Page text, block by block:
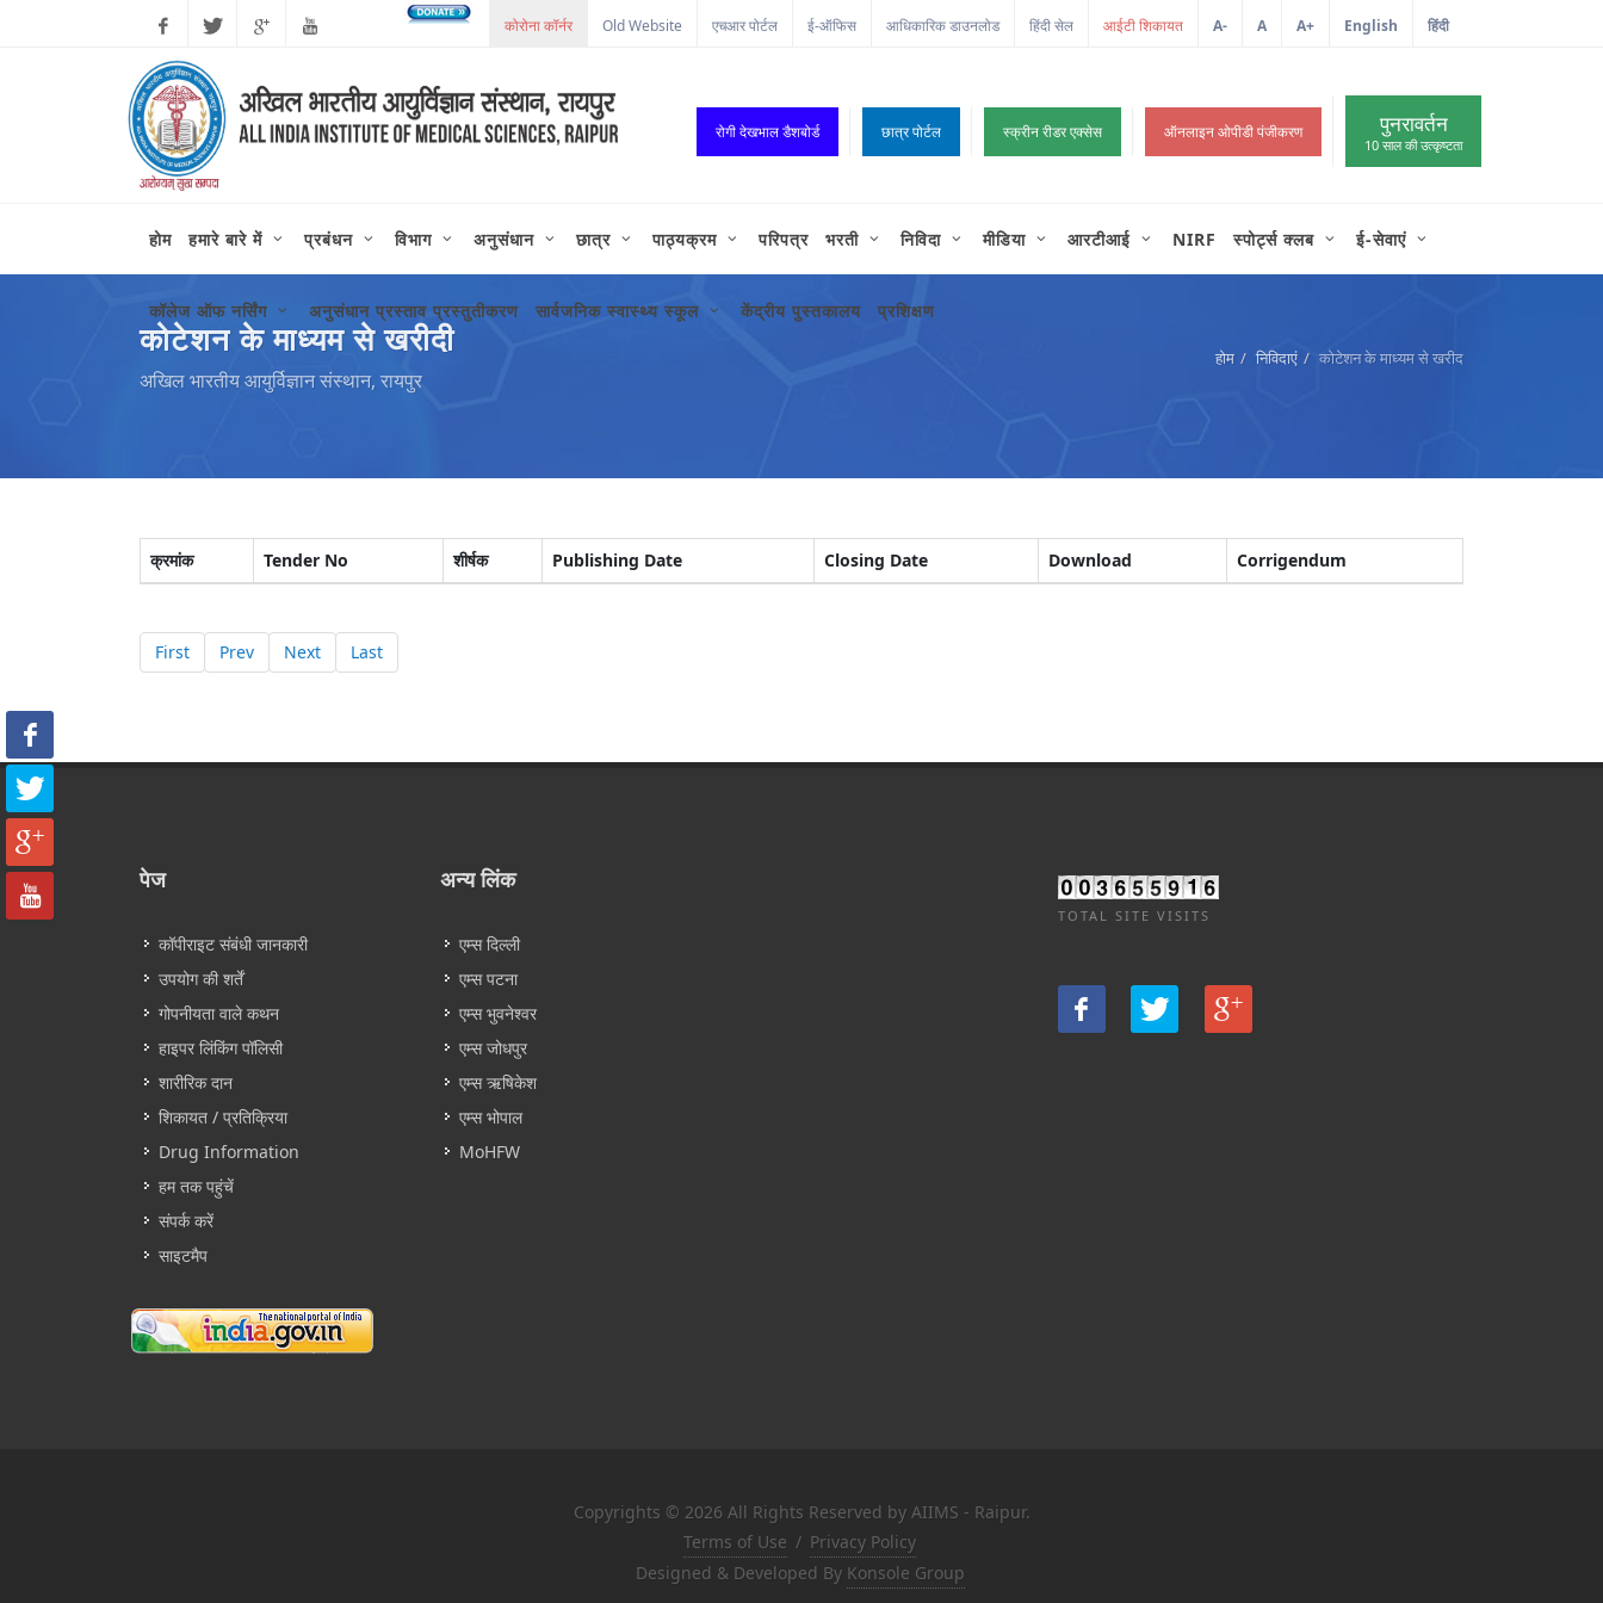
FacebookTwitter
Plus
Old Website एचआर पोर्टल ई-ऑफिस आधिकारिक डाउनलोड हिंदी सेल A- A A+ English हिंदी
रोगी देखभाल डैशबोर्ड छात्र पोर्टल स्क्रीन रीडर एक्सेस ऑनलाइन ओपीडी पंजीकरण पुनरावर्तन
10 साल की उत्कृष्टता
होम हमारे बारे में प्रबंधन विभाग अनुसंधान छात्र पाठ्यक्रम परिपत्र भरती निविदा मीडिया आरटीआई NIRF स्पोर्ट्स क्लब ई-सेवाएं
कॉलेज ऑफ नर्सिंग अनुसंधान प्रस्ताव प्रस्तुतीकरण सार्वजनिक स्वास्थ्य स्कूल केंद्रीय पुस्तकालय प्रशिक्षण
कोटेशन के माध्यम से खरीदी
अखिल भारतीय आयुर्विज्ञान संस्थान, रायपुर
होम निविदाएं कोटेशन के माध्यम से खरीद
क्रमांक Tender No शीर्षक Publishing Date Closing Date Download Corrigendum
First Prev Next Last
पेज
कॉपीराइट संबंधी जानकारी
उपयोग की शर्तें
गोपनीयता वाले कथन
हाइपर लिंकिंग पॉलिसी
शारीरिक दान
शिकायत / प्रतिक्रिया
Drug Information
हम तक पहुंचें
संपर्क करें
साइटमैप
अन्य लिंक
एम्स दिल्ली
एम्स पटना
एम्स भुवनेश्वर
एम्स जोधपुर
एम्स ऋषिकेश
एम्स भोपाल
MoHFW
TOTAL SITE VISITS
Copyrights © 2026 All Rights Reserved by AIIMS - Raipur.
Terms of Use / Privacy Policy
Designed & Developed By Konsole Group